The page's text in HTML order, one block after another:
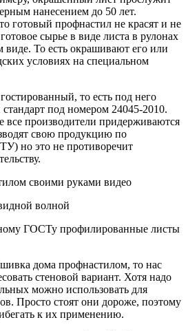
нанесением до 50 лет.
готовый профнастил не красят и не
сырье в виде листа в рулонах
виде. То есть окрашивают его или
условиях на специальном
то есть под него
стандарт под номером 24045-2010.
все производители придерживаются
свою продукцию по
но это не противоречит
волной
ГОСТу профилированные листы
дома профнастилом, то нас
стеновой вариант. Хотя надо
можно использовать для
Просто стоят они дороже, поэтому
к их применению.